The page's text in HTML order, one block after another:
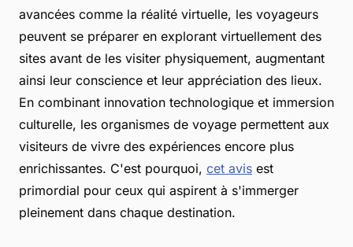
avancées comme la réalité virtuelle, les voyageurs
peuvent se préparer en explorant virtuellement des
sites avant de les visiter physiquement, augmentant
ainsi leur conscience et leur appréciation des lieux.
En combinant innovation technologique et immersion
culturelle, les organismes de voyage permettent aux
visiteurs de vivre des expériences encore plus
enrichissantes. C'est pourquoi, cet avis est
primordial pour ceux qui aspirent à s'immerger
pleinement dans chaque destination.